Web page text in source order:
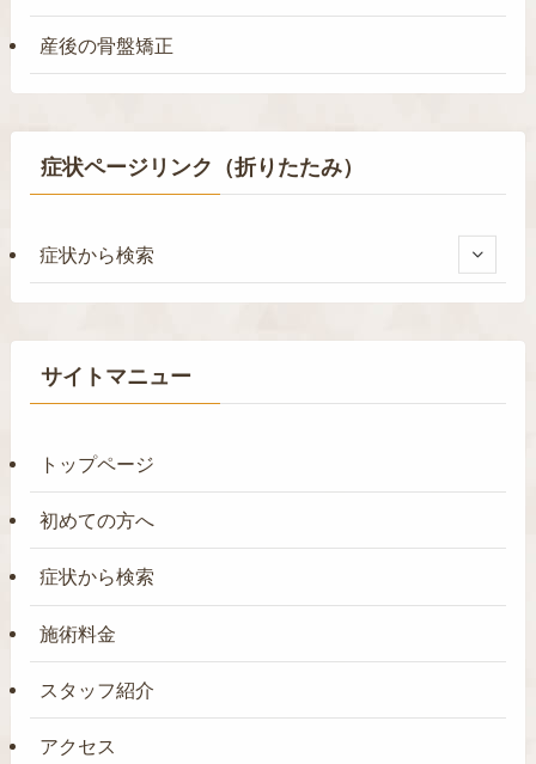
産後の骨盤矯正
症状ページリンク（折りたたみ）
症状から検索
サイトマニュー
トップページ
初めての方へ
症状から検索
施術料金
スタッフ紹介
アクセス